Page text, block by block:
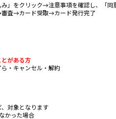
」をクリック→注意事項を確認し、「
審査→カード受取→カード発行完了
とがある方
・キャンセル・解約
対象となります
かった場合